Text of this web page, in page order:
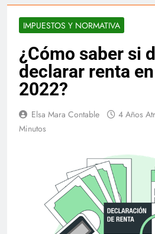
IMPUESTOS Y NORMATIVA
¿Cómo saber si
declarar renta
2022?
Elsa Mara Contable 4 Años
Minutos